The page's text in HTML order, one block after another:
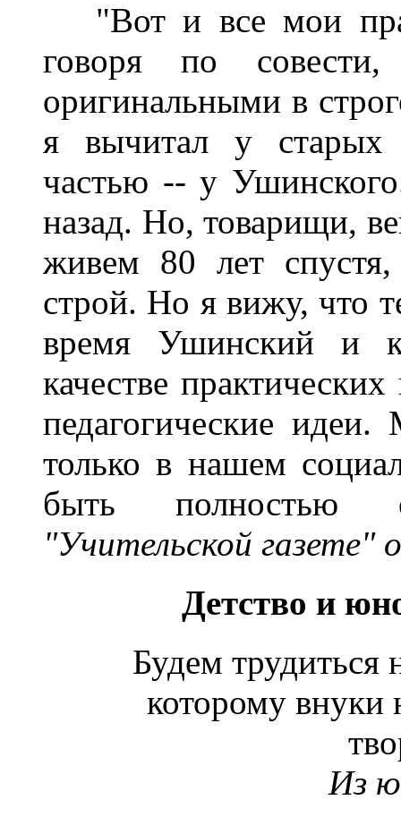
"Вот и все мои
говоря по
оригинальными в
я вычитал у старых
частью -- у
назад. Но, товарищи,
живем 80 лет
строй. Но я вижу, что
время Ушинский и
качестве
педагогические
только в нашем
быть полностью
"Учительской газете"
Детство и
Будем трудиться
которому внуки
Из